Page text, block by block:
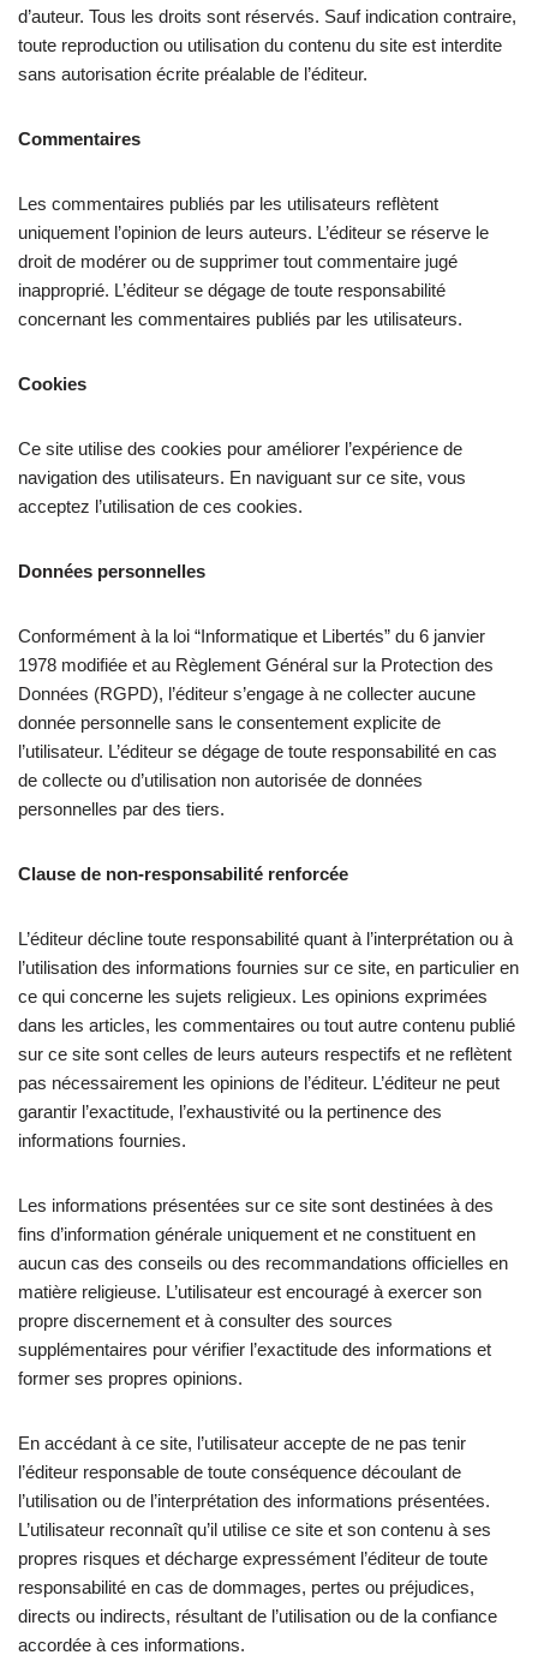
d’auteur. Tous les droits sont réservés. Sauf indication contraire,
toute reproduction ou utilisation du contenu du site est interdite
sans autorisation écrite préalable de l’éditeur.
Commentaires
Les commentaires publiés par les utilisateurs reflètent
uniquement l’opinion de leurs auteurs. L’éditeur se réserve le
droit de modérer ou de supprimer tout commentaire jugé
inapproprié. L’éditeur se dégage de toute responsabilité
concernant les commentaires publiés par les utilisateurs.
Cookies
Ce site utilise des cookies pour améliorer l’expérience de
navigation des utilisateurs. En naviguant sur ce site, vous
acceptez l’utilisation de ces cookies.
Données personnelles
Conformément à la loi “Informatique et Libertés” du 6 janvier
1978 modifiée et au Règlement Général sur la Protection des
Données (RGPD), l’éditeur s’engage à ne collecter aucune
donnée personnelle sans le consentement explicite de
l’utilisateur. L’éditeur se dégage de toute responsabilité en cas
de collecte ou d’utilisation non autorisée de données
personnelles par des tiers.
Clause de non-responsabilité renforcée
L’éditeur décline toute responsabilité quant à l’interprétation ou à
l’utilisation des informations fournies sur ce site, en particulier en
ce qui concerne les sujets religieux. Les opinions exprimées
dans les articles, les commentaires ou tout autre contenu publié
sur ce site sont celles de leurs auteurs respectifs et ne reflètent
pas nécessairement les opinions de l’éditeur. L’éditeur ne peut
garantir l’exactitude, l’exhaustivité ou la pertinence des
informations fournies.
Les informations présentées sur ce site sont destinées à des
fins d’information générale uniquement et ne constituent en
aucun cas des conseils ou des recommandations officielles en
matière religieuse. L’utilisateur est encouragé à exercer son
propre discernement et à consulter des sources
supplémentaires pour vérifier l’exactitude des informations et
former ses propres opinions.
En accédant à ce site, l’utilisateur accepte de ne pas tenir
l’éditeur responsable de toute conséquence découlant de
l’utilisation ou de l’interprétation des informations présentées.
L’utilisateur reconnaît qu’il utilise ce site et son contenu à ses
propres risques et décharge expressément l’éditeur de toute
responsabilité en cas de dommages, pertes ou préjudices,
directs ou indirects, résultant de l’utilisation ou de la confiance
accordée à ces informations.